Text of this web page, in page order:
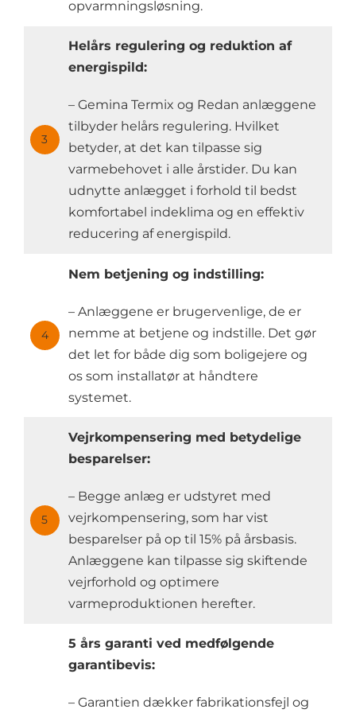
opvarmningsløsning.
3
Helårs regulering og reduktion af
energispild:
– Gemina Termix og Redan anlæggene
tilbyder helårs regulering. Hvilket
betyder, at det kan tilpasse sig
varmebehovet i alle årstider. Du kan
udnytte anlægget i forhold til bedst
komfortabel indeklima og en effektiv
reducering af energispild.
4
Nem betjening og indstilling:
– Anlæggene er brugervenlige, de er
nemme at betjene og indstille. Det gør
det let for både dig som boligejere og
os som installatør at håndtere
systemet.
5
Vejrkompensering med betydelige
besparelser:
– Begge anlæg er udstyret med
vejrkompensering, som har vist
besparelser på op til 15% på årsbasis.
Anlæggene kan tilpasse sig skiftende
vejrforhold og optimere
varmeproduktionen herefter.
5 års garanti ved medfølgende
garantibevis:
– Garantien dækker fabrikationsfejl og